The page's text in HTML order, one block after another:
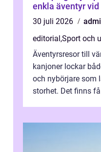
enkla äventyr vid
30 juli 2026
editorial ,Sport och
Äventyrsresor till
kanjoner lockar
och nybörjare som
storhet. Det finns